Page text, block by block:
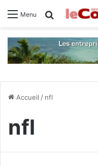
Menu Rechercher
Accueil / nfl
nfl